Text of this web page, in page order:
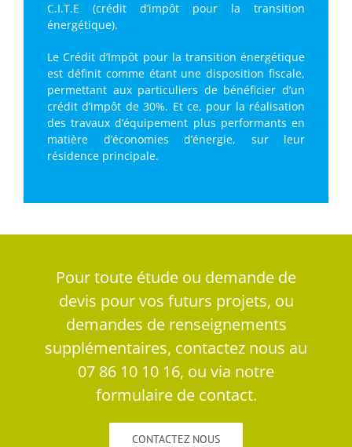
C.I.T.E (crédit d’impôt pour la transition
énergétique).
Le Crédit d’Impôt pour la transition énergétique
est définit comme étant une disposition fiscale,
permettant aux particuliers de bénéficier d’un
crédit d’impôt de 30%. Et ce, pour la réalisation
des travaux d’équipement plus performants en
matière d’économies d’énergie, sur leur
résidence principale.
Pour toute étude ou demande de
devis pour vos futurs projets, ou
demandes de renseignements
supplémentaires, contactez nous au
07 86 10 10 16, ou via notre
formulaire de contact.
CONTACTEZ NOUS